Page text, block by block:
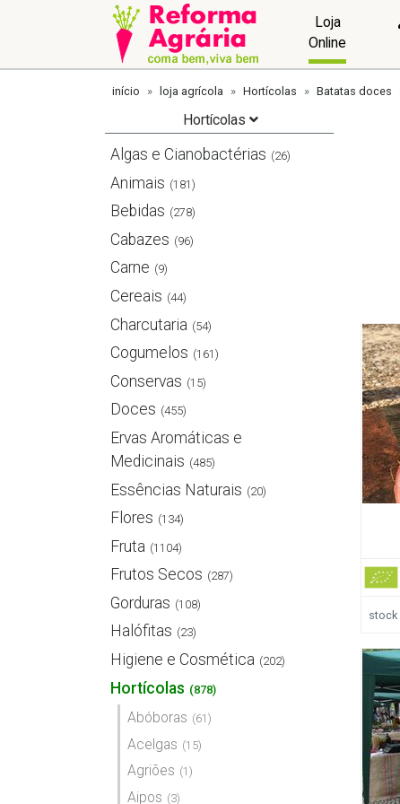
Loja
Online
início loja agrícola Hortícolas Batatas doces
Hortícolas
Algas e Cianobactérias (26)
Animais (181)
Bebidas (278)
Cabazes (96)
Carne (9)
Cereais (44)
Charcutaria (54)
Cogumelos (161)
Conservas (15)
Doces (455)
Ervas Aromáticas e
Medicinais (485)
Essências Naturais (20)
Flores (134)
Fruta (1104)
Frutos Secos (287)
Gorduras (108)
Halófitas (23)
Higiene e Cosmética (202)
Hortícolas (878)
Abóboras (61)
Acelgas (15)
Agriões (1)
Aipos (3)
stock